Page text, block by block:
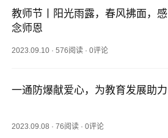
教师节丨阳光雨露，春风拂面，感
念师恩
2023.09.10 ·576阅读 ·0评论
一通防爆献爱心，为教育发展助力
2023.09.08 ·76阅读 ·0评论